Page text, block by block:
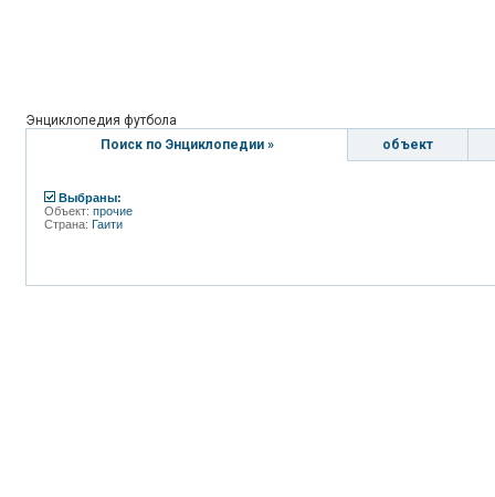
Энциклопедия футбола
Поиск по Энциклопедии »
объект
Выбраны:
Объект: прочие
Страна: Гаити